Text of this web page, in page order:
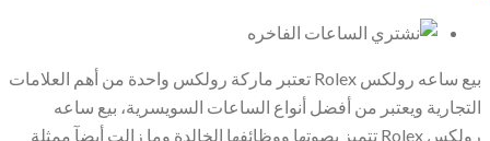
بيع ساعه رولكس Rolex تعتبر ماركة رولكس واحدة من أهم العلامات
التجارية ويعتبر من أفضل أنواع الساعات السويسرية، بيع ساعه
رولكس Rolex تتميز بصوتها ووظائفها الخالدة وما زالت أيضآ ممثلة